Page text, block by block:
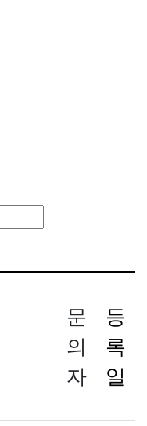
문
의
자
등
록
일